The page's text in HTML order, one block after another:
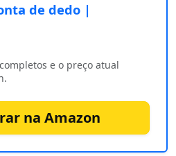
de dedo |
e o preço atual
na Amazon